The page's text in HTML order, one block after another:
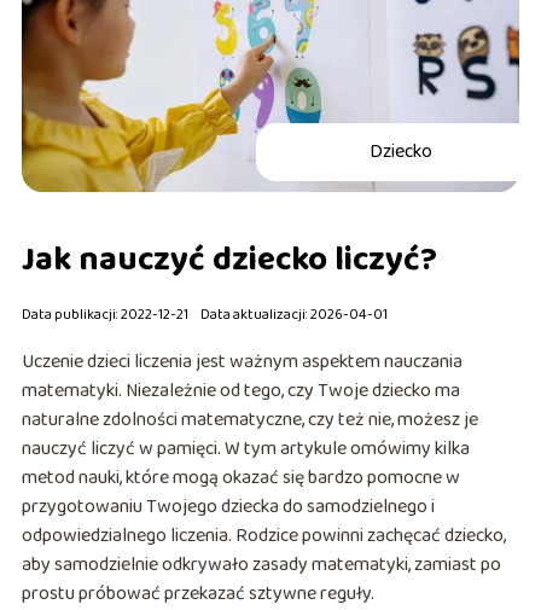
Dziecko
Jak nauczyć dziecko liczyć?
Data publikacji: 2022-12-21 Data aktualizacji: 2026-04-01
Uczenie dzieci liczenia jest ważnym aspektem nauczania
matematyki. Niezależnie od tego, czy Twoje dziecko ma
naturalne zdolności matematyczne, czy też nie, możesz je
nauczyć liczyć w pamięci. W tym artykule omówimy kilka
metod nauki, które mogą okazać się bardzo pomocne w
przygotowaniu Twojego dziecka do samodzielnego i
odpowiedzialnego liczenia. Rodzice powinni zachęcać dziecko,
aby samodzielnie odkrywało zasady matematyki, zamiast po
prostu próbować przekazać sztywne reguły.